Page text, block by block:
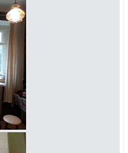
объявления, чтобы быстро